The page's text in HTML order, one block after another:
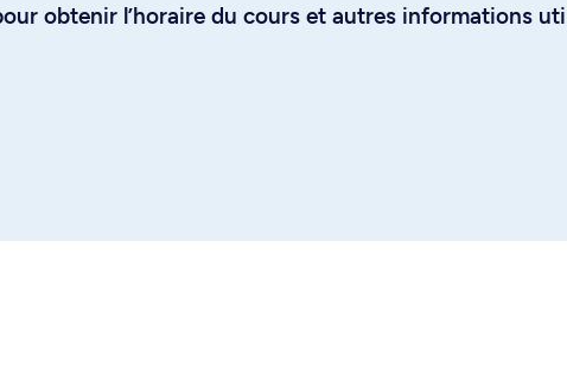
obtenir l’horaire du cours et autres informations